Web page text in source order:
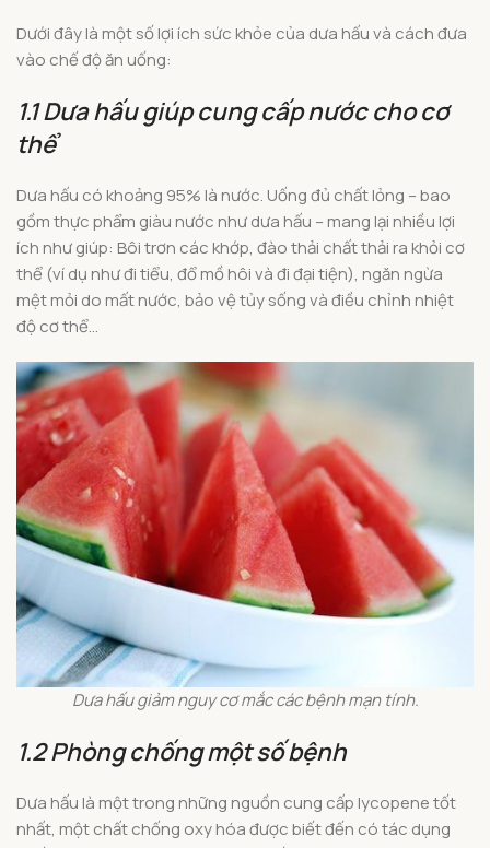
Dưới đây là một số lợi ích sức khỏe của dưa hấu và cách đưa
vào chế độ ăn uống:
1.1 Dưa hấu giúp cung cấp nước cho cơ
thể
Dưa hấu có khoảng 95% là nước. Uống đủ chất lỏng – bao
gồm thực phẩm giàu nước như dưa hấu – mang lại nhiều lợi
ích như giúp: Bôi trơn các khớp, đào thải chất thải ra khỏi cơ
thể (ví dụ như đi tiểu, đổ mồ hôi và đi đại tiện), ngăn ngừa
mệt mỏi do mất nước, bảo vệ tủy sống và điều chỉnh nhiệt
độ cơ thể…
Dưa hấu giảm nguy cơ mắc các bệnh mạn tính.
1.2 Phòng chống một số bệnh
Dưa hấu là một trong những nguồn cung cấp lycopene tốt
nhất, một chất chống oxy hóa được biết đến có tác dụng